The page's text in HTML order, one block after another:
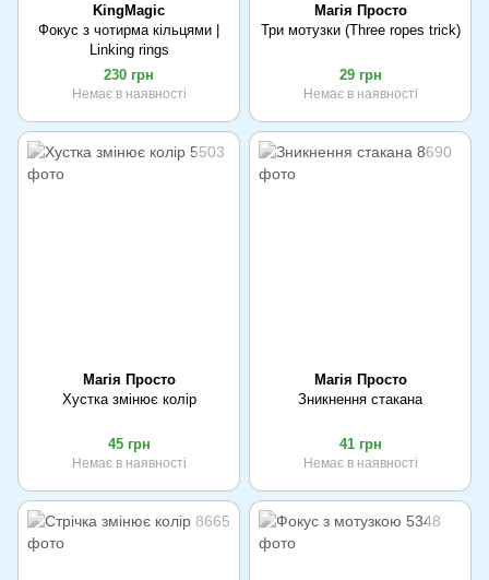
KingMagic
Фокус з чотирма кільцями |
Linking rings
230 грн
Немає в наявності
Магія Просто
Три мотузки (Three ropes trick)
29 грн
Немає в наявності
Магія Просто
Хустка змінює колір
45 грн
Немає в наявності
Магія Просто
Зникнення стакана
41 грн
Немає в наявності